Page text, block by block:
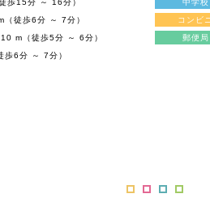
歩15分 ～ 16分） 中学校
徒歩6分 ～ 7分） コンビ
m（徒歩5分 ～ 6分） 郵便局
6分 ～ 7分）